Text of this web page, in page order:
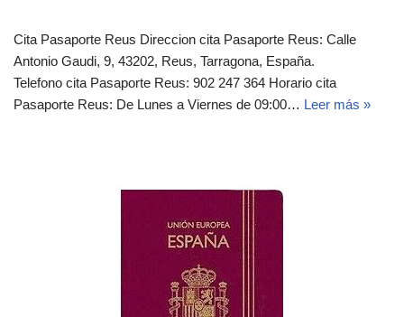
Cita Pasaporte Reus Direccion cita Pasaporte Reus: Calle
Antonio Gaudi, 9, 43202, Reus, Tarragona, España.
Telefono cita Pasaporte Reus: 902 247 364 Horario cita
Pasaporte Reus: De Lunes a Viernes de 09:00… Leer más »